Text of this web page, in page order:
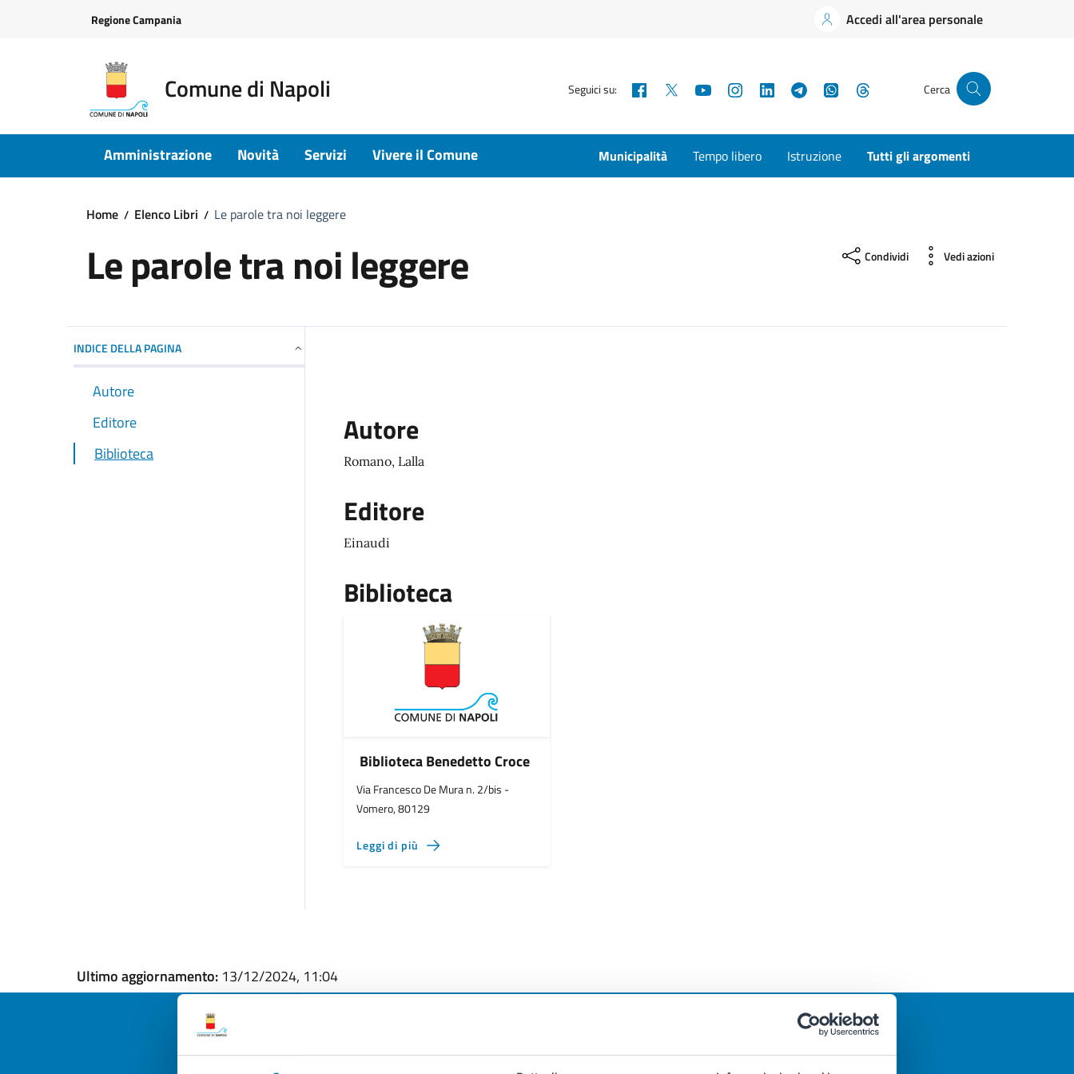
Regione Campania Accedi all'area personale
Comune di Napoli Seguici su: Facebook YouTubeInstagramLinkedInTelegramWhatsApp Cerca
Amministrazione Novità Servizi Vivere il Comune Municipalità Tempo libero Istruzione Tutti gli argomenti
Home Elenco Libri Le parole tra noi leggere
Le parole tra noi leggere Condividi Vedi azioni
INDICE DELLA PAGINA
Autore
Editore
Biblioteca
Autore
Romano, Lalla
Editore
Einaudi
Biblioteca
Biblioteca Benedetto Croce
Via Francesco De Mura n. 2/bis -
Vomero, 80129
Leggi di più
Ultimo aggiornamento: 13/12/2024, 11:04